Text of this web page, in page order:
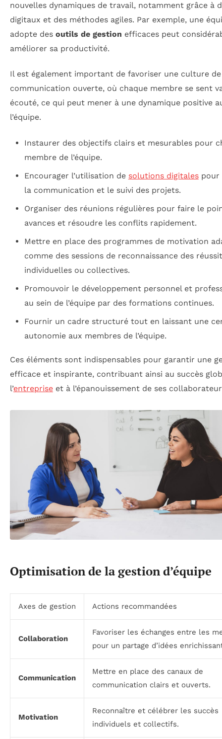
nouvelles dynamiques de travail, notamment grâce à
digitaux et des méthodes agiles. Par exemple, une
adopte des outils de gestion efficaces peut
améliorer sa productivité.
Il est également important de favoriser une culture de
communication ouverte, où chaque membre se sent
écouté, ce qui peut mener à une dynamique positive
l’équipe.
Instaurer des objectifs clairs et mesurables pour
membre de l’équipe.
Encourager l’utilisation de solutions digitalespour
la communication et le suivi des projets.
Organiser des réunions régulières pour faire le
avances et résoudre les conflits rapidement.
Mettre en place des programmes de motivation
comme des sessions de reconnaissance des
individuelles ou collectives.
Promouvoir le développement personnel et
au sein de l’équipe par des formations continues.
Fournir un cadre structuré tout en laissant une
autonomie aux membres de l’équipe.
Ces éléments sont indispensables pour garantir une
efficace et inspirante, contribuant ainsi au succès
l’entreprise et à l’épanouissement de ses
Optimisation de la gestion d’équipe
Axes de gestion Actions recommandées
Collaboration
Favoriser les échanges entre les
pour un partage d’idées
Communication
Mettre en place des canaux de
communication clairs et ouverts.
Motivation
Reconnaître et célébrer les succès
individuels et collectifs.